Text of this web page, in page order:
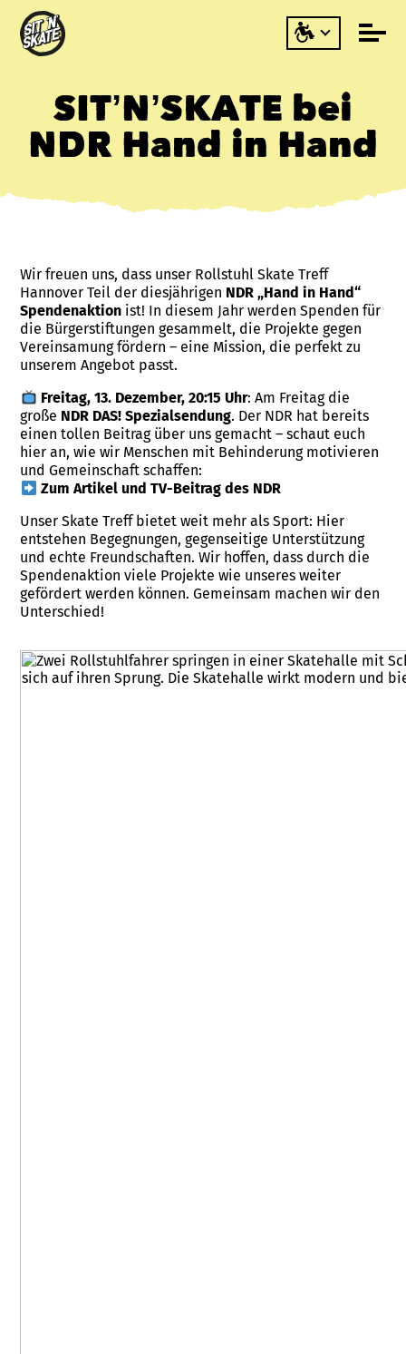
SIT’N’SKATE bei
NDR Hand in Hand
Wir freuen uns, dass unser Rollstuhl Skate Treff
Hannover Teil der diesjährigen NDR „Hand in Hand“
Spendenaktion ist! In diesem Jahr werden Spenden für
die Bürgerstiftungen gesammelt, die Projekte gegen
Vereinsamung fördern – eine Mission, die perfekt zu
unserem Angebot passt.
Freitag, 13. Dezember, 20:15 Uhr: Am Freitag die
große NDR DAS! Spezialsendung. Der NDR hat bereits
einen tollen Beitrag über uns gemacht – schaut euch
hier an, wie wir Menschen mit Behinderung motivieren
und Gemeinschaft schaffen:
Zum Artikel und TV-Beitrag des NDR
Unser Skate Treff bietet weit mehr als Sport: Hier
entstehen Begegnungen, gegenseitige Unterstützung
und echte Freundschaften. Wir hoffen, dass durch die
Spendenaktion viele Projekte wie unseres weiter
gefördert werden können. Gemeinsam machen wir den
Unterschied!